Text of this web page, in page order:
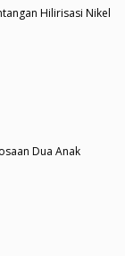
Hilirisasi Nikel
Dua Anak